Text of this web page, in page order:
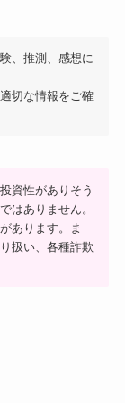
、推測、感想に
切な情報をご確
資性がありそう
はありません。
あります。ま
扱い、各種詐欺